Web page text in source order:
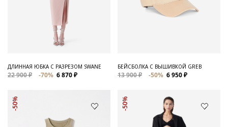
ДЛИННАЯ ЮБКА С РАЗРЕЗОМ SWANE
22 900 ₽ -70% 6 870 ₽
БЕЙСБОЛКА С ВЫШИВКОЙ GREB
13 900 ₽ -50% 6 950 ₽
-50% -50%